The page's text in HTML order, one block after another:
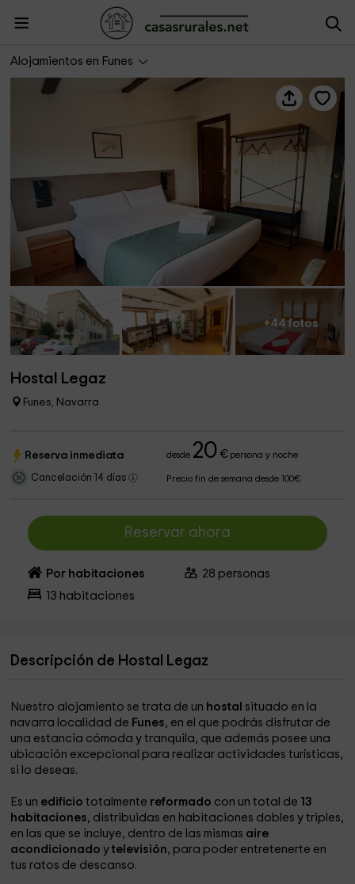
Alojamientos en Funes
+44 fotos
Hostal Legaz
Funes, Navarra
Reserva inmediata desde 20 €persona y noche
Cancelación 14 días Precio fin de semana desde 100€
Reservar ahora
Por habitaciones 28 personas
13 habitaciones
Descripción de Hostal Legaz
Nuestro alojamiento se trata de un hostal situado en la
navarra localidad de Funes, en el que podrás disfrutar de
una estancia cómoda y tranquila, que además posee una
ubicación excepcional para realizar actividades turísticas,
si lo deseas.
Es un edificiototalmente reformado con un total de 13
habitaciones, distribuidas en habitaciones dobles y triples,
en las que se incluye, dentro de las mismas aire
acondicionadoytelevisión, para poder entretenerte en
tus ratos de descanso.